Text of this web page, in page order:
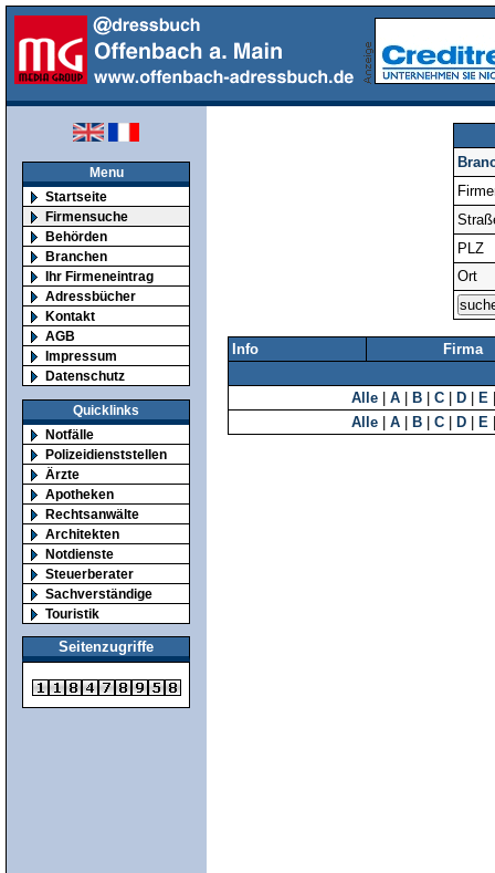
Menu
Startseite
Firmensuche
Behörden
Branchen
Ihr Firmeneintrag
Adressbücher
Kontakt
AGB
Impressum
Datenschutz
Quicklinks
Notfälle
Polizeidienststellen
Ärzte
Apotheken
Rechtsanwälte
Architekten
Notdienste
Steuerberater
Sachverständige
Touristik
Seitenzugriffe
PLZ
Ort
Info Firma
Alle A B C D E
Alle
A B C D E